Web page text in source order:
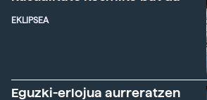
EKLIPSEA
Eguzki-erlojua aurreratzen